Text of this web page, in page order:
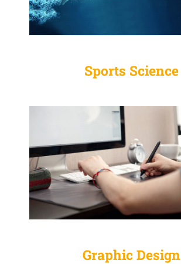
Sports Science
Graphic Design